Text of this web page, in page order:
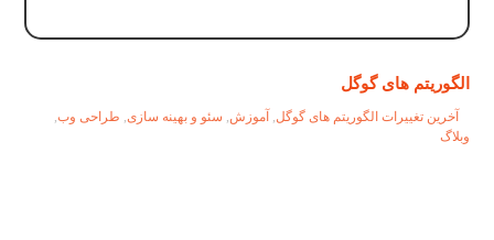
الگوریتم های گوگل
آخرین تغییرات الگوریتم های گوگل ,آموزش سئو و بهینه سازی طراحی وب
وبلاگ